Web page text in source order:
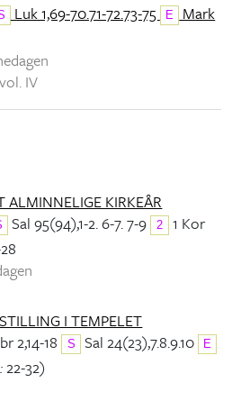
Luk 1,69-70.71-72.73-75 E
Mark
IV
ALMINNELIGE KIRKEÅR
Sal 95(94),1-2. 6-7. 7-9 2
1 Kor
I TEMPELET
2,14-18 S Sal 24(23),7.8.9.10 E
22-32)